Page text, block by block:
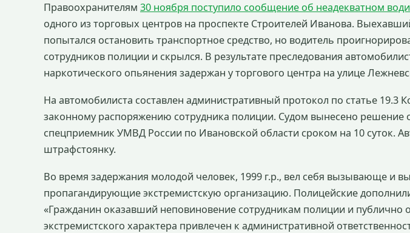
Правоохранителям 30 ноября поступило сообщение об неадекватном
одного из торговых центров на проспекте Строителей Иванова.
попытался остановить транспортное средство, но водитель
сотрудников полиции и скрылся. В результате преследования
наркотического опьянения задержан у торгового центра на улице
На автомобилиста составлен административный протокол по статье 19.3
законному распоряжению сотрудника полиции. Судом вынесено решение
спецприемник УМВД России по Ивановской области сроком на 10 суток.
штрафстоянку.
Во время задержания молодой человек, 1999 г.р., вел себя вызывающе и
пропагандирующие экстремистскую организацию. Полицейские
«Гражданин оказавший неповиновение сотрудникам полиции и публично
экстремистского характера привлечен к административной